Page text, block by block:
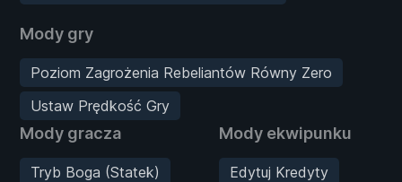
Mody gry
Poziom Zagrożenia Rebeliantów Równy Zero
Ustaw Prędkość Gry
Mody gracza
Tryb Boga (Statek)
Mody ekwipunku
Edytuj Kredyty